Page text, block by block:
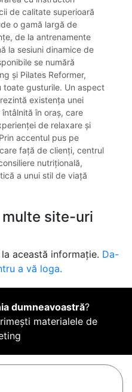
de calitate superioară
o gamă largă de
de la antrenamente
la sesiuni dinamice de
se numără
și Pilates Reformer,
gusturile. Un aspect
existența unei
în oraș, care
de relaxare și
accentul pus pe
față de clienți, centrul
nutrițională,
a unui stil de viață
site-uri
această informație. Da-
a vă loga.
dumneavoastră?
materialele de